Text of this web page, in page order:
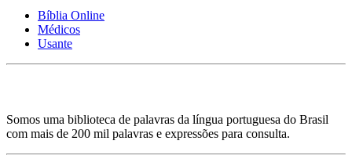
Bíblia Online
Médicos
Usante
Somos uma biblioteca de palavras da língua portuguesa do Brasil
com mais de 200 mil palavras e expressões para consulta.